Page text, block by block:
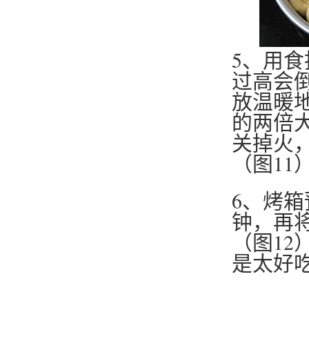
5、用
过高会
放温暖
的两倍
关掉火
（图11
6、烤
钟，再
（图
是太好